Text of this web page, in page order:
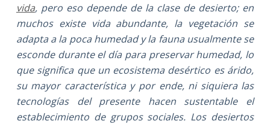
vida, pero eso depende de la clase de desierto; en
muchos existe vida abundante, la vegetación se
adapta a la poca humedad y la fauna usualmente se
esconde durante el día para preservar humedad, lo
que significa que un ecosistema desértico es árido,
su mayor característica y por ende, ni siquiera las
tecnologías del presente hacen sustentable el
establecimiento de grupos sociales. Los desiertos